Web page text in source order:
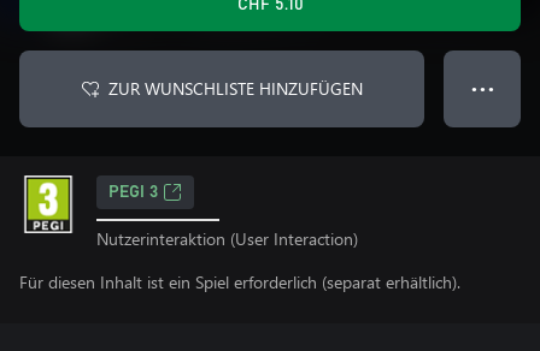
CHF 5.10
ZUR WUNSCHLISTE HINZUFÜGEN ● ● ●
PEGI 3
Nutzerinteraktion (User Interaction)
Für diesen Inhalt ist ein Spiel erforderlich (separat erhältlich).